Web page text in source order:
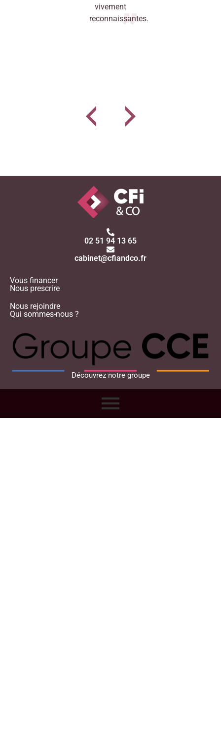
vivement
reconnaissantes.
02 51 94 13 65
cabinet@cfiandco.fr
Vous financer
Nous prescrire
Nous rejoindre
Qui sommes-nous ?
Découvrez notre groupe